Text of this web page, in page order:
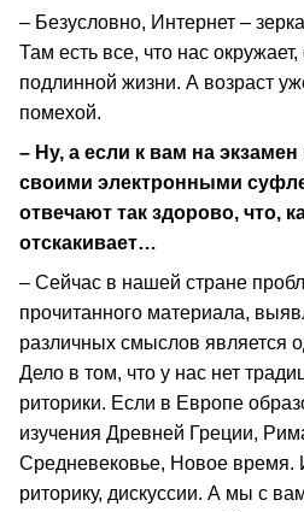
– Безусловно, Интернет –
Там есть все, что нас окружает,
подлинной жизни. А возраст
помехой.
– Ну, а если к вам на
своими электронными
отвечают так здорово, что,
отскакивает…
– Сейчас в нашей стране
прочитанного материала,
различных смыслов является
Дело в том, что у нас нет
риторики. Если в Европе
изучения Древней Греции,
Средневековье, Новое время.
риторику, дискуссии. А мы с